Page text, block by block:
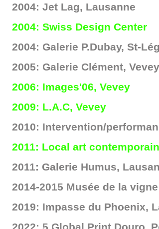
2004: Jet Lag, Lausanne
2004: Swiss Design Center
2004: Galerie P.Dubay, St-
2005: Galerie Clément, Vevey
2006: Images'06, Vevey
2009: L.A.C, Vevey
2010: Intervention/
2011: Local art
2011: Galerie Humus,
2014-2015 Musée de la
2019: Impasse du Phoenix,